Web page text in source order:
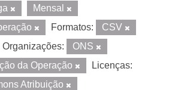
Mensal
Formatos:
CSV
Organizações:
ONS
da Operação
Licenças:
Atribuição